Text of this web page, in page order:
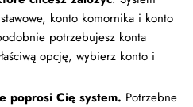
konto komornika i konto
potrzebujesz konta
opcję, wybierz konto i
poprosi Cię system. Potrzebne